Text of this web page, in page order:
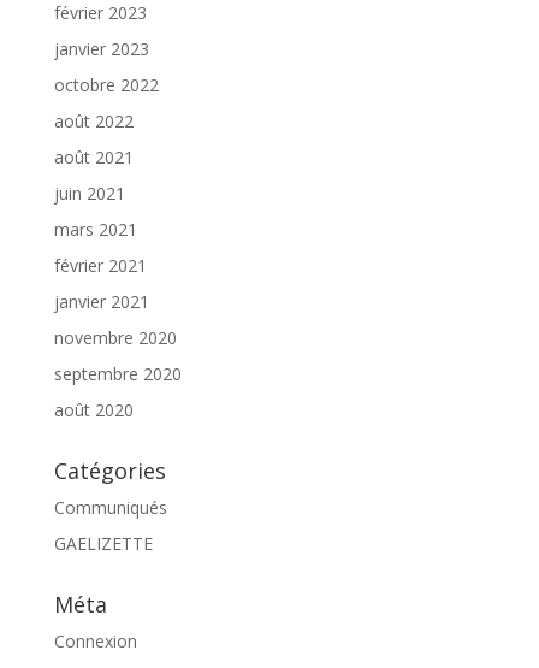
février 2023
janvier 2023
octobre 2022
août 2022
août 2021
juin 2021
mars 2021
février 2021
janvier 2021
novembre 2020
septembre 2020
août 2020
Catégories
Communiqués
GAELIZETTE
Méta
Connexion